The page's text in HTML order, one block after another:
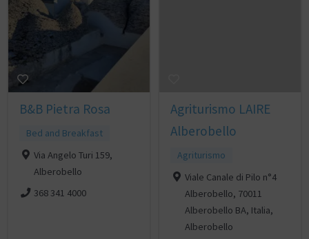
B&B Pietra Rosa
Bed and Breakfast
Via Angelo Turi 159,
Alberobello
368 341 4000
Agriturismo LAIRE
Alberobello
Agriturismo
Viale Canale di Pilo n°4
Alberobello, 70011
Alberobello BA, Italia,
Alberobello